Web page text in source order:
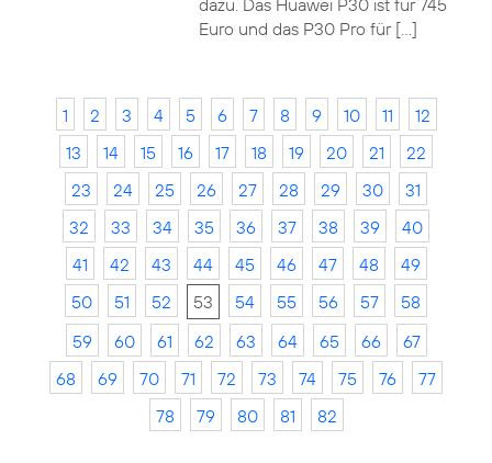
dazu. Das Huawei P30 ist für 745
Euro und das P30 Pro für […]
1 2 3 4 5 6 7 8 9 10 11
12
13
14 15 16 17 18 19 20 21
22
23
24 25 26 27 28 29 30
31
32
33 34 35 36 37 38 39
40
41
42 43 44 45 46 47 48
49
50
51 52 53 54 55 56 57
58
59
60 61 62 63 64 65 66
67
68
69 70 71 72 73 74 75 76
77
78
79 80 81 82